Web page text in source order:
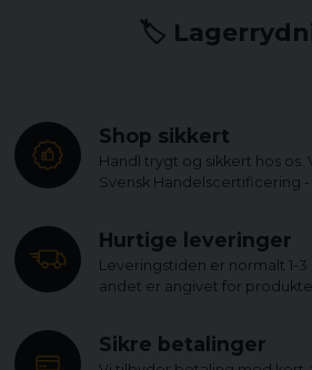
🏷️
Shop sikkert
Handl trygt og sikkert hos
Svensk Handelscertificering -
Hurtige leveringer
Leveringstiden er normalt 1-
andet er angivet for
Sikre betalinger